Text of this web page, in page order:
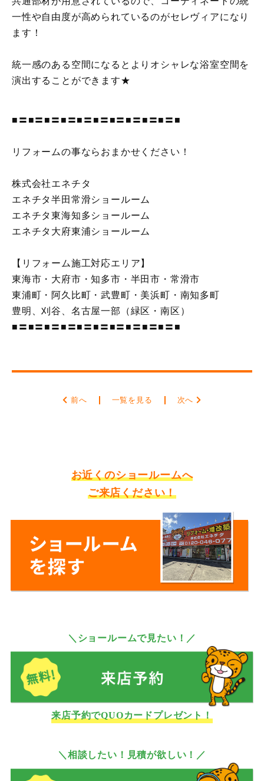
一性や自由度が高められているのがセレヴィアになり
ます！
統一感のある空間になるとよりオシャレな浴室空間を
演出することができます★
■〓■〓■〓■〓■〓■〓■〓■〓■〓■〓■
リフォームの事ならおまかせください！
株式会社エネチタ
エネチタ半田常滑ショールーム
エネチタ東海知多ショールーム
エネチタ大府東浦ショールーム
【リフォーム施工対応エリア】
東海市・大府市・知多市・半田市・常滑市
東浦町・阿久比町・武豊町・美浜町・南知多町
豊明、刈谷、名古屋一部（緑区・南区）
■〓■〓■〓■〓■〓■〓■〓■〓■〓■〓■
前へ 一覧を見る 次へ
お近くのショールームへ
ご来店ください！
＼ショールームで見たい！／
来店予約でQUOカードプレゼント！
＼相談したい！見積が欲しい！／